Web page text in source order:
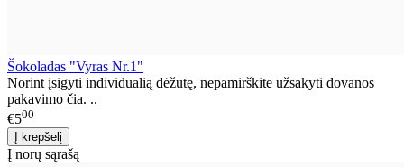
Šokoladas "Vyras Nr.1"
Norint įsigyti individualią dėžutę, nepamirškite užsakyti dovanos
pakavimo čia. ..
€500
Į norų sąrašą